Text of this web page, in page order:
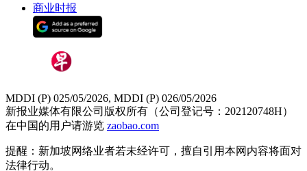
商业时报
MDDI (P) 025/05/2026, MDDI (P) 026/05/2026
新报业媒体有限公司版权所有（公司登记号：202120748H）
在中国的用户请游览 zaobao.com
提醒：新加坡网络业者若未经许可，擅自引用本网内容将面对
法律行动。